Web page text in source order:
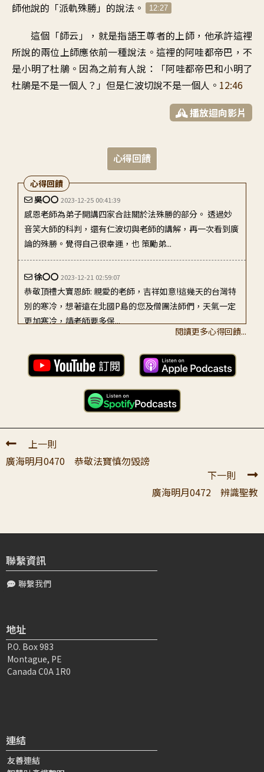
師他說的「派軌殊勝」的說法 。 12:27
這個「師云」， 就是指語王尊者的上師 ， 他承許這裡
所說的兩位上師應依前一種說法 。 這裡的阿哇都帝巴 ， 不
是小明了杜鵑 。 因為之前有人說 ：「阿哇都帝巴和小明了
杜鵑是不是一個人 ？」 但是仁波切說不是一個人 。 12:46
播放迴向影片
心得回饋
吳〇〇 2023-12-25 00:41:39
感恩老師為弟子開講四家合註關於法殊勝的部分。 透過妙
音笑大師的科判，還有仁波切與老師的講解，再一次看到廣
論的殊勝。覺得自己很幸運，也 策勵弟...
徐〇〇 2023-12-21 02:59:07
恭敬頂禮大寶恩師: 親愛的老師，吉祥如意!這幾天的台灣特
別的寒冷，想著遠在北國P島的您及僧團法師們，天氣一定
更加寒冷，請老師要多保...
許〇〇2023-12-28 21:15:53
Dear 大悲上師： 很抱歉，我已經懈怠一陣子沒有聽聞全廣
李〇〇2024-07-27 00:00:12
廣海明月第471講讀後 有此一說：「外行的看熱鬧，內行的
看門道。」而有幸值遇大善知識的我們，何德何能？得以由
易於受持，派軌殊勝』等三種功德。圓滿：指完整收錄佛法
邱〇〇
許多的道次地傳承祖師的功德.使我生...
林〇〇2023-12-23 11:12:42
至誠頂禮老師： 在老師的殷殷教導中弟子現在聽聞或讀經
敬呈大寶恩師: 弟子希求學修證得生起不共上士意樂---希求
成就一切遍智的佛果位，是為了一切如母有情能從生死輪迴
心得回饋
閱讀更多心得回饋...
上一則
廣海明月0470 恭敬法寶慎勿毀謗
下一則
廣海明月0472 辨識聖教
聯繫資訊
聯繫我們
地址
P.O. Box 983
Montague, PE
Canada C0A 1R0
連結
友善連結